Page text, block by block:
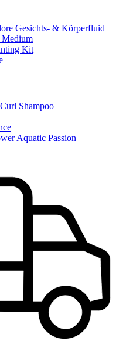
Gesichts- & Körperfluid
Medium
Kit
Shampoo
Aquatic Passion